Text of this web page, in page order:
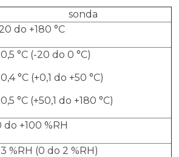
sonda
do +180 °C
°C (-20 do 0 °C)
°C (+0,1 do +50 °C)
°C (+50,1 do +180 °C)
do +100 %RH
%RH (0 do 2 %RH)